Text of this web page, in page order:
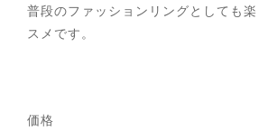
普段のファッションリングとしても
スメです。
価格